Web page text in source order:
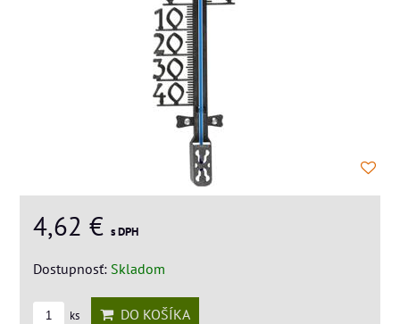
4,62 € s DPH
Dostupnosť: Skladom
ks DO KOŠÍKA